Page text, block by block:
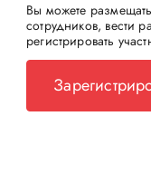
Вы можете
сотрудников, вести
регистрировать